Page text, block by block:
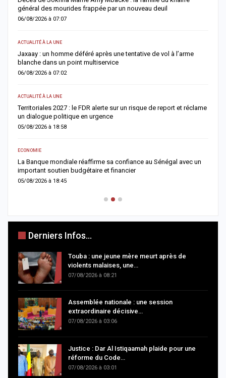
général des mourides frappée par un nouveau deuil
06/08/2026 à 07:07
ACTUALITÉ À LA UNE
Jaxaay : un homme déféré après une tentative de vol à l’arme
blanche dans un point multiservice
06/08/2026 à 07:02
ACTUALITÉ À LA UNE
Territoriales 2027 : le FDR alerte sur un risque de report et réclame
un dialogue politique en urgence
05/08/2026 à 18:58
ECONOMIE
La Banque mondiale réaffirme sa confiance au Sénégal avec un
important soutien budgétaire et financier
05/08/2026 à 18:45
Derniers Infos...
Touba : une jeune mère meurt après de
violents malaises, une…
07/08/2026 à 08:21
Assemblée nationale : une session
extraordinaire décisive…
07/08/2026 à 03:06
Justice : Dar Al Istiqaamah plaide pour une
réforme du Code…
07/08/2026 à 03:01